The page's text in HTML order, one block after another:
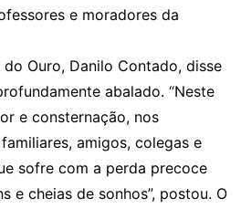
e moradores da
Ouro, Danilo Contado, disse
abalado. “Neste
e consternação, nos
amigos, colegas e
sofre com a perda precoce
e cheias de sonhos”, postou. O